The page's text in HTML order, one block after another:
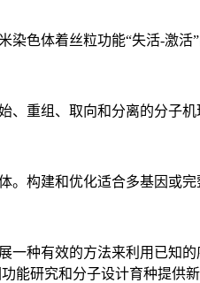
染色体着丝粒功能“失活-激
、重组、取向和分离的分子
。构建和优化适合多基因或完
一种有效的方法来利用已知
能研究和分子设计育种提供新